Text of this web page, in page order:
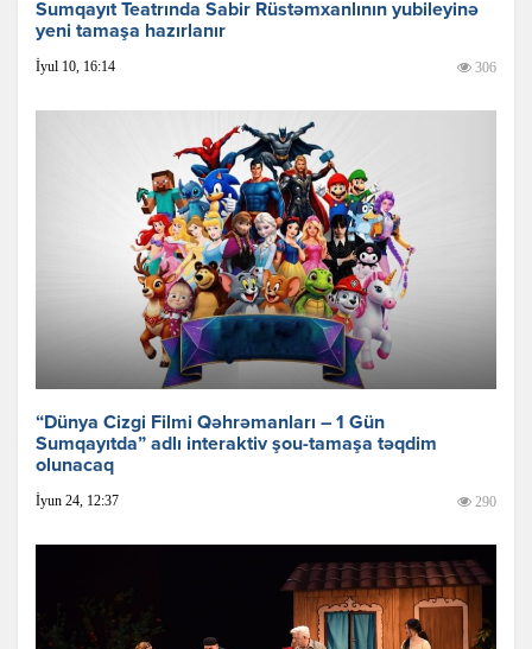
Sumqayıt Teatrında Sabir Rüstəmxanlının yubileyinə
yeni tamaşa hazırlanır
İyul 10, 16:14 306
“Dünya Cizgi Filmi Qəhrəmanları – 1 Gün
Sumqayıtda” adlı interaktiv şou-tamaşa təqdim
olunacaq
İyun 24, 12:37 290